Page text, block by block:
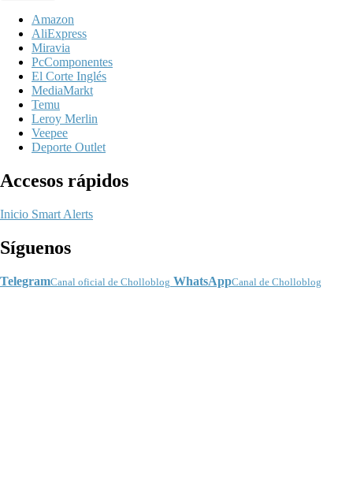
Amazon
AliExpress
Miravia
PcComponentes
El Corte Inglés
MediaMarkt
Temu
Leroy Merlin
Veepee
Deporte Outlet
Accesos rápidos
Inicio Smart Alerts
Síguenos
TelegramCanal oficial de Cholloblog WhatsAppCanal de Cholloblog